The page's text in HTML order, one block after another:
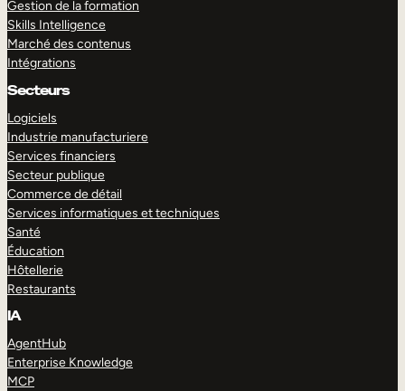
Gestion de la formation
Skills Intelligence
Marché des contenus
Intégrations
Secteurs
Logiciels
Industrie manufacturiere
Services financiers
Secteur publique
Commerce de détail
Services informatiques et techniques
Santé
Éducation
Hôtellerie
Restaurants
IA
AgentHub
Enterprise Knowledge
MCP